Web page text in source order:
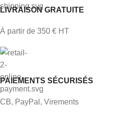
LIVRAISON GRATUITE
À partir de 350 € HT
PAIEMENTS SÉCURISÉS
CB, PayPal, Virements